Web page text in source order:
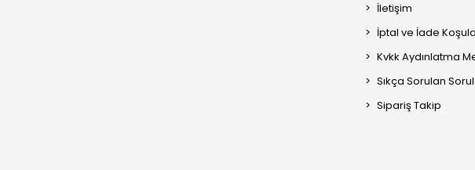
İletişim
İptal ve İade
Kvkk Aydınlatma
Sıkça Sorulan
Sipariş Takip